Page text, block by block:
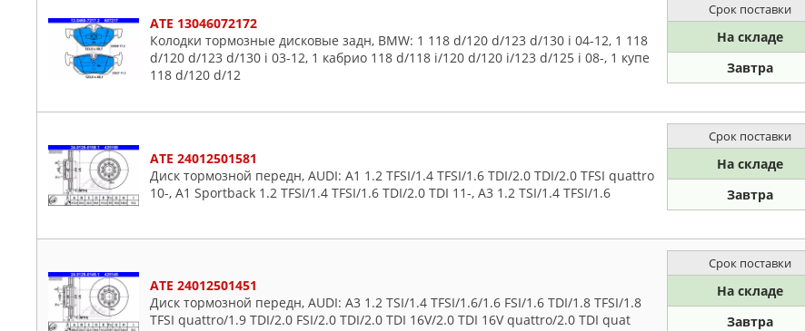
ATE 13046072172
Колодки тормозные дисковые задн, BMW: 1 118 d/120 d/123 d/130 i 04-12, 1 118
d/120 d/123 d/130 i 03-12, 1 кабрио 118 d/118 i/120 d/120 i/123 d/125 i 08-, 1 купе
118 d/120 d/12
Срок поставки
На складе
Завтра
ATE 24012501581
Диск тормозной передн, AUDI: A1 1.2 TFSI/1.4 TFSI/1.6 TDI/2.0 TDI/2.0 TFSI quattro
10-, A1 Sportback 1.2 TFSI/1.4 TFSI/1.6 TDI/2.0 TDI 11-, A3 1.2 TSI/1.4 TFSI/1.6
Срок поставки
На складе
Завтра
ATE 24012501451
Диск тормозной передн, AUDI: A3 1.2 TSI/1.4 TFSI/1.6/1.6 FSI/1.6 TDI/1.8 TFSI/1.8
TFSI quattro/1.9 TDI/2.0 FSI/2.0 TDI/2.0 TDI 16V/2.0 TDI 16V quattro/2.0 TDI quat
Срок поставки
На складе
Завтра